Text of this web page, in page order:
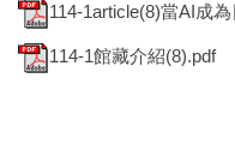
114-1article(8)當AI成
114-1館藏介紹(8).pdf